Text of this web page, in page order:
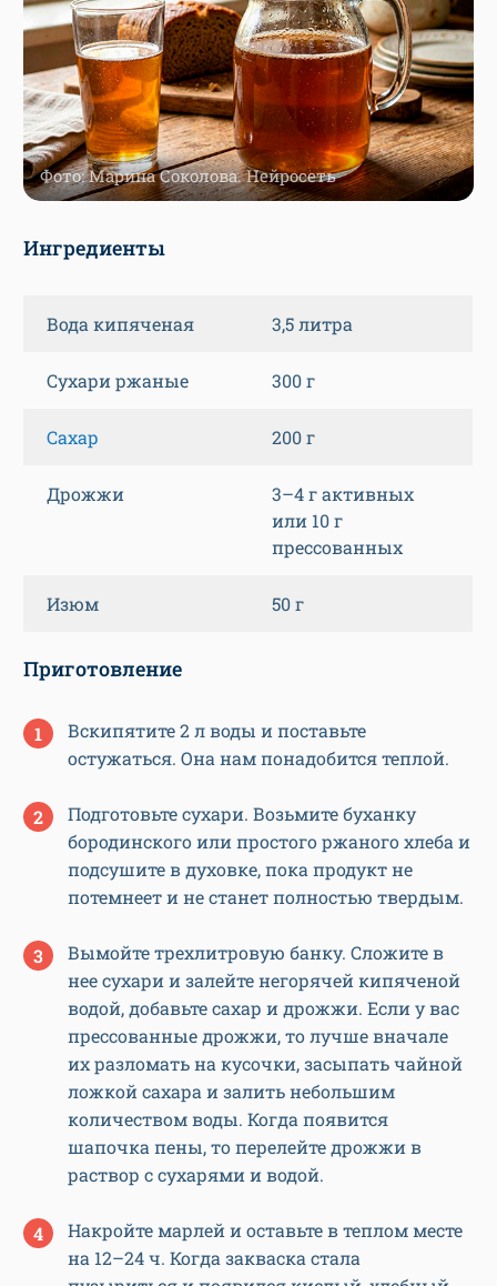
Фото: Марина Соколова. Нейросеть
Ингредиенты
Вода кипяченая 3,5 литра
Сухари ржаные 300 г
Сахар 200 г
Дрожжи
3–4 г активных
или 10 г
прессованных
Изюм 50 г
Приготовление
Вскипятите 2 л воды и поставьте
остужаться. Она нам понадобится теплой.
Подготовьте сухари. Возьмите буханку
бородинского или простого ржаного хлеба и
подсушите в духовке, пока продукт не
потемнеет и не станет полностью твердым.
Вымойте трехлитровую банку. Сложите в
нее сухари и залейте негорячей кипяченой
водой, добавьте сахар и дрожжи. Если у вас
прессованные дрожжи, то лучше вначале
их разломать на кусочки, засыпать чайной
ложкой сахара и залить небольшим
количеством воды. Когда появится
шапочка пены, то перелейте дрожжи в
раствор с сухарями и водой.
Накройте марлей и оставьте в теплом месте
на 12–24 ч. Когда закваска стала